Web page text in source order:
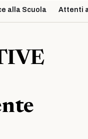
alla Scuola Attenti